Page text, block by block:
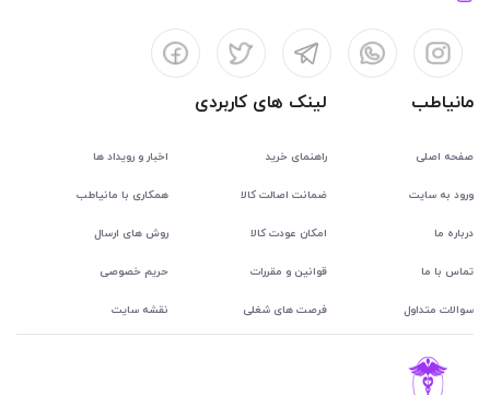
مانیاطب
صفحه اصلی
ورود به سایت
درباره ما
تماس با ما
سوالات متداول
لینک های کاربردی
راهنمای خرید اخبار و رویداد ها
ضمانت اصالت کالا همکاری با مانیاطب
امکان عودت کالا روش های ارسال
قوانین و مقررات حریم خصوصی
فرصت های شغلی نقشه سایت